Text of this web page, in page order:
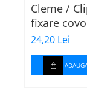
Cleme /
fixare
auto pentru
24,20 Lei